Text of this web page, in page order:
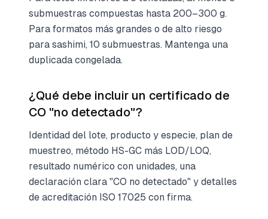
submuestras compuestas hasta 200–300 g.
Para formatos más grandes o de alto riesgo
para sashimi, 10 submuestras. Mantenga una
duplicada congelada.
¿Qué debe incluir un certificado de
CO "no detectado"?
Identidad del lote, producto y especie, plan de
muestreo, método HS-GC más LOD/LOQ,
resultado numérico con unidades, una
declaración clara "CO no detectado" y detalles
de acreditación ISO 17025 con firma.